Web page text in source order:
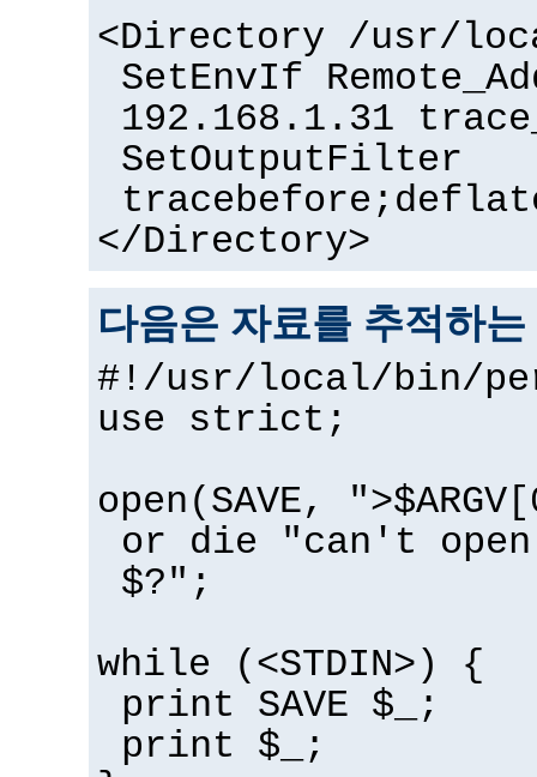
<Directory /usr/
SetEnvIf
192.168.1.31
SetOutputFilter
</Directory>
다음은 자료를 추적하
#!/usr/local/bin/
use strict;
open(SAVE,
or die "can't open
$?";
while (<STDIN>) {
print SAVE $_;
print $_;